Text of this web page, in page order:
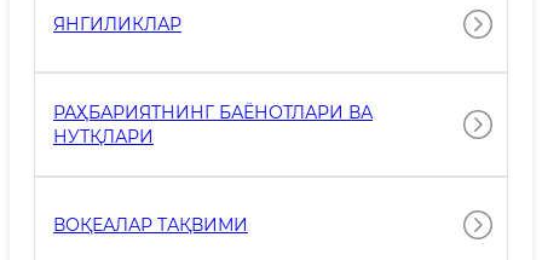
ЯНГИЛИКЛАР
РАҲБАРИЯТНИНГ БАЁНОТЛАРИ ВА
НУТҚЛАРИ
ВОҚЕАЛАР ТАҚВИМИ